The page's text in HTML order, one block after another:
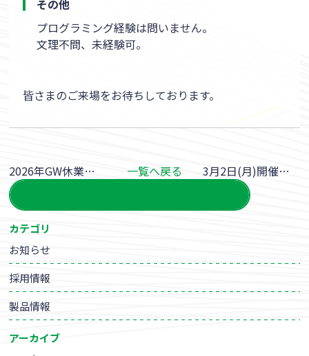
その他
プログラミング経験は問いません。
文理不問、未経験可。
皆さまのご来場をお待ちしております。
2026年GW休業のお知らせ 一覧へ戻る 3月2日(月)開催の「マイナビ 就職EXPO 静岡会場」に出展します
カテゴリ
お知らせ
採用情報
製品情報
アーカイブ